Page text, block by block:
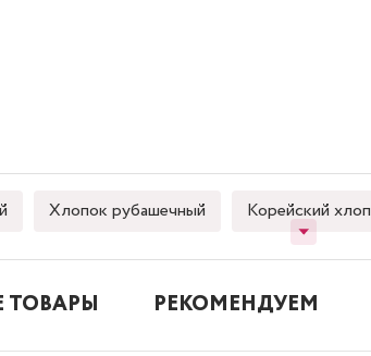
Хлопок рубашечный Корейский
РЕКОМЕНДУЕМ